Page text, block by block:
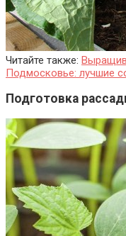
Читайте также:
Подмосковье: лучшие
Подготовка